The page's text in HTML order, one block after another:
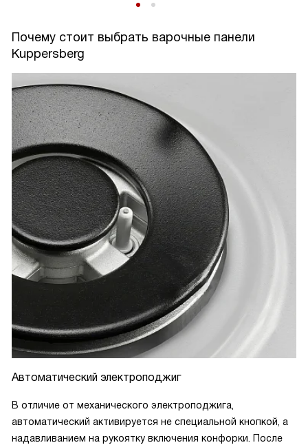
Почему стоит выбрать варочные панели
Kuppersberg
Автоматический электроподжиг
В отличие от механического электроподжига,
автоматический активируется не специальной кнопкой, а
надавливанием на рукоятку включения конфорки. После